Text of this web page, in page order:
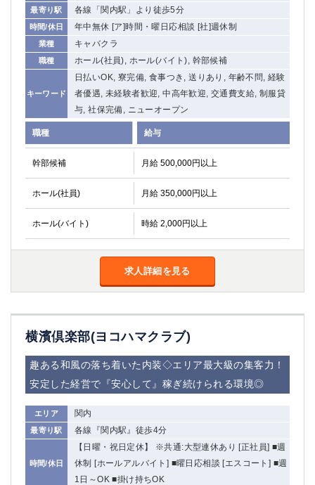
最寄り駅 各線「関内駅」より徒歩5分
時間/休日 年中無休 [ア]時間・曜日応相談 [社]週休制
業種 キャバクラ
職種 ホール(社員), ホール(バイト), 幹部候補
キーワード
日払いOK, 寮完備, 食事つき, 送りあり, 年齢不問, 経験
者優遇, 未経験者歓迎, 中高年歓迎, 交通費支給, 制服貸
与, 社保完備, ニューオープン
職種 給与
幹部候補 月給 500,000円以上
ホール(社員) 月給 350,000円以上
ホール(バイト) 時給 2,000円以上
求人詳細を見る
横濱倶楽部(ヨコハマクラブ)
趣ある和風の落ち着いた内装◇エリア最大級の集客力！
安定した経営で『安心して』稼ぎ続けられる環境◎
エリア 関内
最寄り駅 各線『関内駅』徒歩4分
時間/休日
【日曜・祝日定休】 ※共通:大型連休あり [正社員] ■週
休制 [ホールアルバイト] ■曜日応相談 [エスコート] ■週
1日～OK ■掛け持ちOK